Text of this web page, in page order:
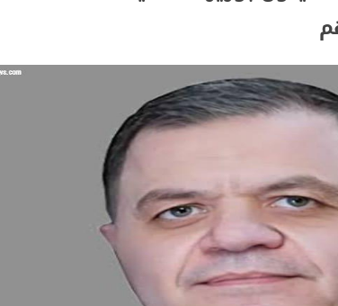
عقلية في ظلال الهدوء
زفاف كريمته سلمي
لتلبية احتياجات مواطني المجاز
يطالبون بإلغاء السجلات الورقية